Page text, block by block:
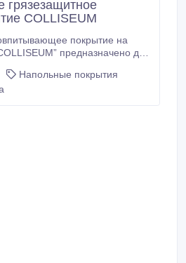
грязезащитное
COLLISEUM
покрытие на
предназначено для
Нескользящая основа
резина, что не
Напольные покрытия